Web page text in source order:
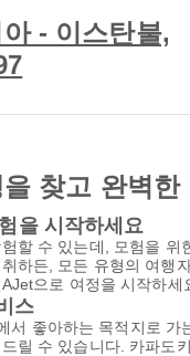
- 이스탄불,
찾고 완벽
을 시작하세요
할 수 있는데, 모험을
하든, 모든 유형의 여행
으로 여정을 시작하세
스
서 좋아하는 목적지로
릴 수 있습니다. 카파도